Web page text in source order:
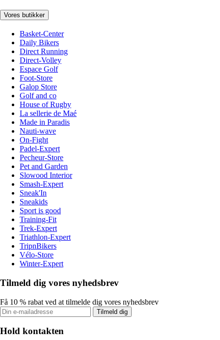
Vores butikker
Basket-Center
Daily Bikers
Direct Running
Direct-Volley
Espace Golf
Foot-Store
Galop Store
Golf and co
House of Rugby
La sellerie de Maé
Made in Paradis
Nauti-wave
On-Fight
Padel-Expert
Pecheur-Store
Pet and Garden
Slowood Interior
Smash-Expert
Sneak'In
Sneakids
Sport is good
Training-Fit
Trek-Expert
Triathlon-Expert
TripnBikers
Vélo-Store
Winter-Expert
Tilmeld dig vores nyhedsbrev
Få 10 % rabat ved at tilmelde dig vores nyhedsbrev
Tilmeld dig
Hold kontakten